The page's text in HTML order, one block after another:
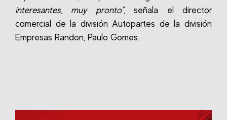
interesantes, muy pronto", señala el director
comercial de la división Autopartes de la división
Empresas Randon, Paulo Gomes.